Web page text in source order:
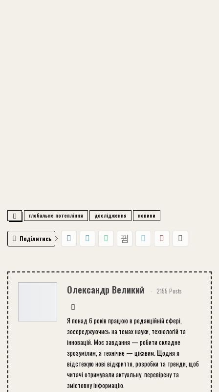
глобальне потепління дослідження новини
Поділитись
Олександр Великий 2155 Posts
Я понад 6 років працюю в редакційній сфері,
зосереджуючись на темах науки, технологій та
інновацій. Моє завдання — робити складне
зрозумілим, а технічне — цікавим. Щодня я
відстежую нові відкриття, розробки та тренди, щоб
читачі отримували актуальну, перевірену та
змістовну інформацію.